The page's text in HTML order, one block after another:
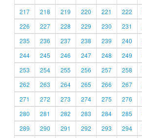
217
218 219 220 221 222
226
227 228 229 230 231
235
236 237 238 239 240
244
245 246 247 248 249
253
254 255 256 257 258
262
263 264 265 266 267
271
272 273 274 275 276
280
281 282 283 284 285
289
290 291 292 293 294